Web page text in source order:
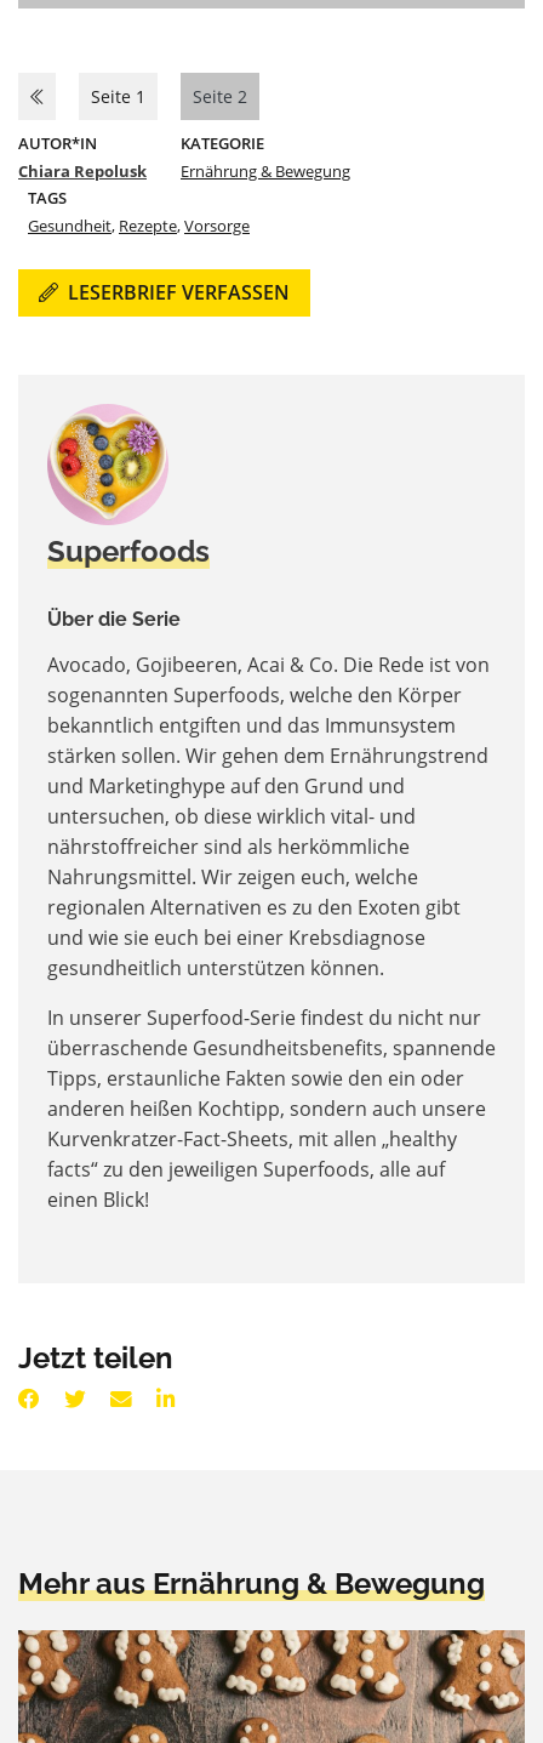
Seite 1 Seite 2
AUTOR*IN
Chiara Repolusk
KATEGORIE
Ernährung & Bewegung
TAGS
Gesundheit, Rezepte,Vorsorge
LESERBRIEF VERFASSEN
Superfoods
Über die Serie
Avocado, Gojibeeren, Acai & Co. Die Rede ist von
sogenannten Superfoods, welche den Körper
bekanntlich entgiften und das Immunsystem
stärken sollen. Wir gehen dem Ernährungstrend
und Marketinghype auf den Grund und
untersuchen, ob diese wirklich vital- und
nährstoffreicher sind als herkömmliche
Nahrungsmittel. Wir zeigen euch, welche
regionalen Alternativen es zu den Exoten gibt
und wie sie euch bei einer Krebsdiagnose
gesundheitlich unterstützen können.
In unserer Superfood-Serie findest du nicht nur
überraschende Gesundheitsbenefits, spannende
Tipps, erstaunliche Fakten sowie den ein oder
anderen heißen Kochtipp, sondern auch unsere
Kurvenkratzer-Fact-Sheets, mit allen „healthy
facts“ zu den jeweiligen Superfoods, alle auf
einen Blick!
Jetzt teilen
Mehr aus Ernährung & Bewegung